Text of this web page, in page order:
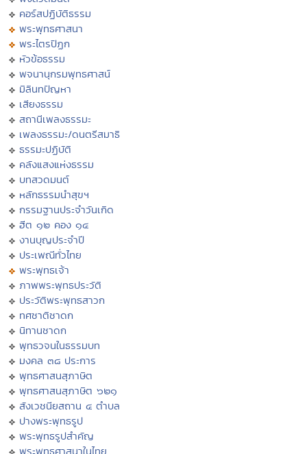
คอร์สปฏิบัติธรรม
พระพุทธศาสนา
พระไตรปิฏก
หัวข้อธรรม
พจนานุกรมพุทธศาสน์
มิลินทปัญหา
เสียงธรรม
สถานีเพลงธรรมะ
เพลงธรรมะ/ดนตรีสมาธิ
ธรรมะปฏิบัติ
คลังแสงแห่งธรรม
บทสวดมนต์
หลักธรรมนำสุขฯ
กรรมฐานประจำวันเกิด
ฮีต ๑๒ คอง ๑๔
งานบุญประจำปี
ประเพณีทั่วไทย
พระพุทธเจ้า
ภาพพระพุทธประวัติ
ประวัติพระพุทธสาวก
ทศชาติชาดก
นิทานชาดก
พุทธวจนในธรรมบท
มงคล ๓๘ ประการ
พุทธศาสนสุภาษิต
พุทธศาสนสุภาษิต ๖๒๑
สังเวชนียสถาน ๔ ตำบล
ปางพระพุทธรูป
พระพุทธรูปสำคัญ
พระพุทธศาสนาในไทย